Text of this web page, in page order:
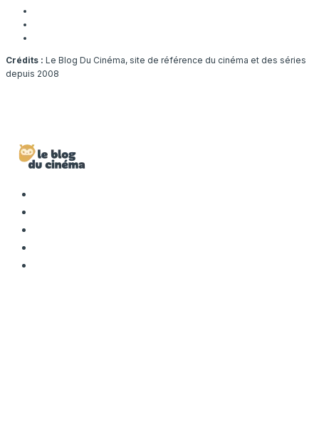
Crédits : Le Blog Du Cinéma, site de référence du cinéma et des séries
depuis 2008